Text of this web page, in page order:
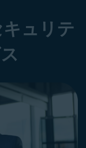
ュリテ